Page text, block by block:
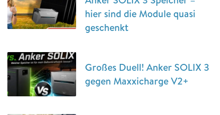
hier sind die Module quasi
geschenkt
Großes Duell! Anker SOLIX 3
gegen Maxxicharge V2+